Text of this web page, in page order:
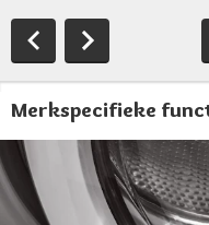
Merkspecifieke